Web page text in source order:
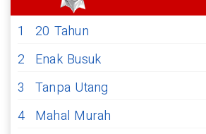
1
20 Tahun
2
Enak Busuk
3
Tanpa Utang
4 Mahal Murah